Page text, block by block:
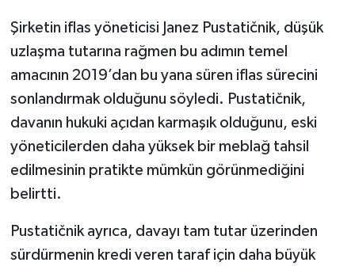
Şirketin iflas yöneticisi Janez Pustatičnik, düşük
uzlaşma tutarına rağmen bu adımın temel
amacının 2019’dan bu yana süren iflas sürecini
sonlandırmak olduğunu söyledi. Pustatičnik,
davanın hukuki açıdan karmaşık olduğunu, eski
yöneticilerden daha yüksek bir meblağ tahsil
edilmesinin pratikte mümkün görünmediğini
belirtti.
Pustatičnik ayrıca, davayı tam tutar üzerinden
sürdürmenin kredi veren taraf için daha büyük